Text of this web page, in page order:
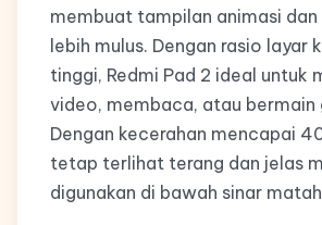
membuat tampilan animasi
lebih mulus. Dengan rasio layar
tinggi, Redmi Pad 2 ideal untuk
video, membaca, atau bermain
Dengan kecerahan mencapai
tetap terlihat terang dan jelas
digunakan di bawah sinar